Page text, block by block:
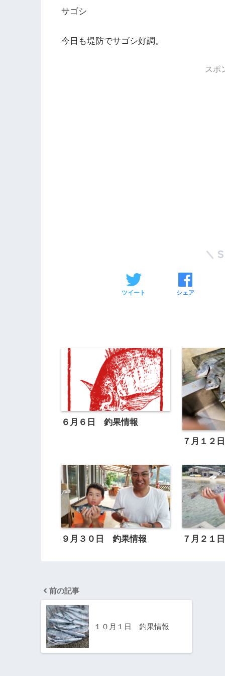
サゴシ
今日も堤防でサゴシ好調。
スポ
ツイート シェア
６月６日 釣果情報
７月１２
９月３０日 釣果情報 ７月２１
前の記事
１０月１日 釣果情報